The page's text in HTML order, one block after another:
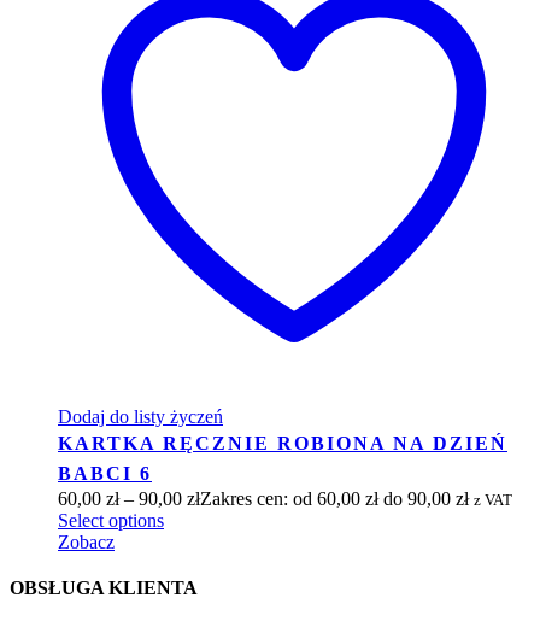
Dodaj do listy życzeń
KARTKA RĘCZNIE ROBIONA NA DZIEŃ
BABCI 6
60,00 zł – 90,00 złZakres cen: od 60,00 zł do 90,00 zł z VAT
Select options
Zobacz
OBSŁUGA KLIENTA